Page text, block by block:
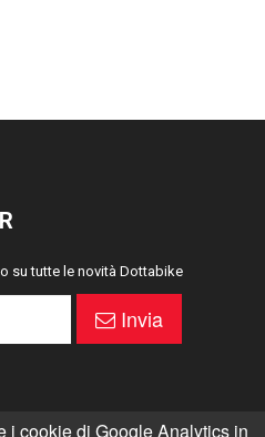
su tutte le novità Dottabike
Invia
i cookie di Google Analytics in